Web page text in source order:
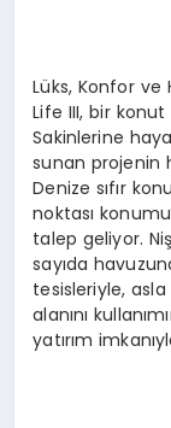
Lüks, Konfor ve
Life III, bir
Sakinlerine
sunan projenin
Denize sıfır
noktası
talep geliyor.
sayıda
tesisleriyle,
alanını
yatırım